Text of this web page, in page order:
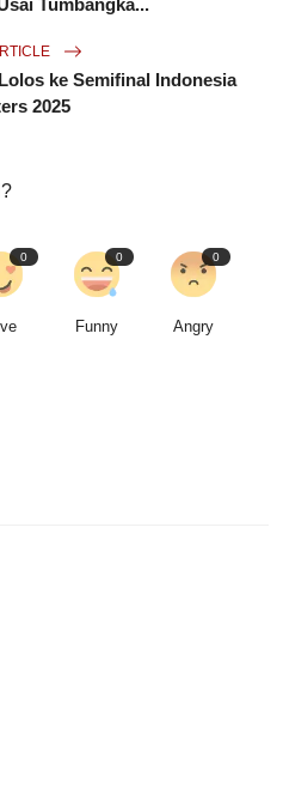
Tumbangka...
ke Semifinal Indonesia
2025
0 0
Funny
0
Angry